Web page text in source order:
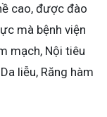
cao, được đào
mà bệnh viện
mạch, Nội tiêu
liễu, Răng hàm